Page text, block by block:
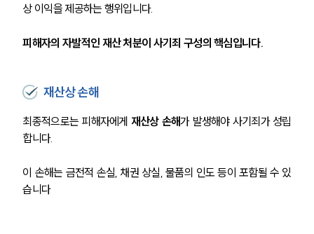
상 이익을 제공하는 행위입니다.
피해자의 자발적인 재산 처분이 사기죄 구성의 핵심입니다.
재산상 손해
최종적으로는 피해자에게 재산상 손해가 발생해야 사기죄가 성립
합니다.
이 손해는 금전적 손실, 채권 상실, 물품의 인도 등이 포함될 수 있
습니다